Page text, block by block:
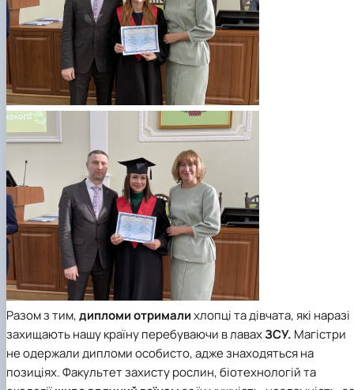
Разом з тим,дипломи отрималихлопці та дівчата, які наразі
захищають нашу країну перебуваючи в лавахЗСУ. Магістри
не одержали дипломи особисто, адже знаходяться на
позиціях. Факультет захисту рослин, біотехнологій та